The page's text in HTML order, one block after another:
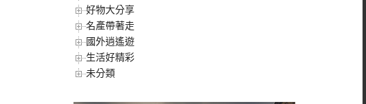
好物大分享
名產帶著走
國外逍遙遊
生活好精彩
未分類